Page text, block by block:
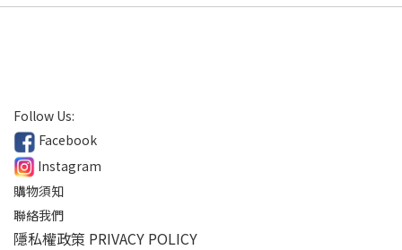
Follow Us:
Facebook
Instagram
購物須知
聯絡我們
隱私權政策 PRIVACY POLICY